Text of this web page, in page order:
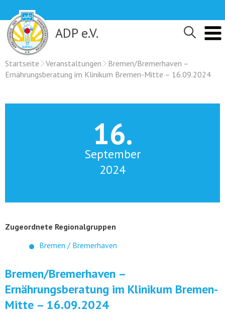
content
ADP e.V.
Startseite Veranstaltungen
Bremen/Bremerhaven –
Ernährungsberatung im Klinikum Bremen-Mitte – 16.09.2024
16.
September
2024
Zugeordnete Regionalgruppen
Bremen / Bremerhaven
Bremen/Bremerhaven –
Ernährungsberatung im Klinikum Bremen-
Mitte – 16.09.2024